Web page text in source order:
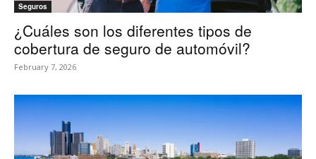
Seguros
¿Cuáles son los diferentes tipos de
cobertura de seguro de automóvil?
February 7, 2026